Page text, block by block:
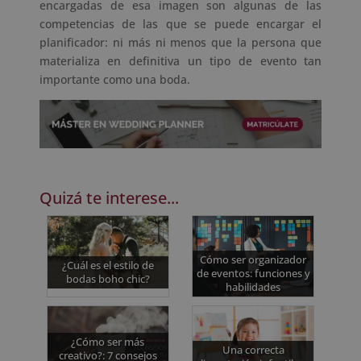
encargadas de esa imagen son algunas de las
competencias de las que se puede encargar el
planificador: ni más ni menos que la persona que
materializa en definitiva un tipo de evento tan
importante como una boda.
Quizá te interese...
¿Cuál es el estilo de
bodas boho chic?
Cómo ser organizador
de eventos: funciones y
habilidades
¿Cómo ser más
creativo?: 7 consejos
Una correcta